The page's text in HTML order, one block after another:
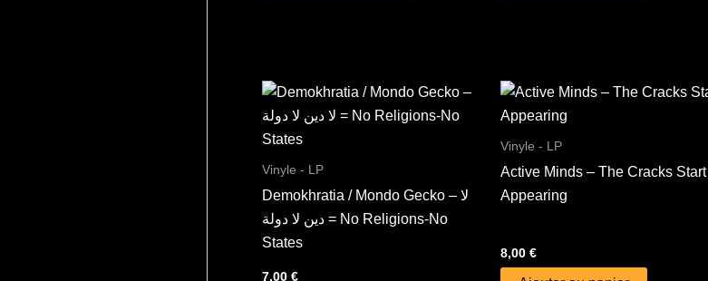
Vinyle - LP
Demokhratia / Mondo Gecko – لا
دين لا دولة = No Religions-No
States
7,00 €
Vinyle - LP
Active Minds – The Cracks Start
Appearing
8,00€